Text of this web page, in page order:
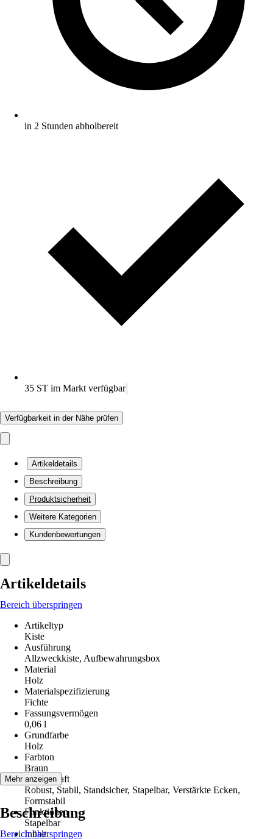
in 2 Stunden abholbereit
35 ST im Markt verfügbar
Verfügbarkeit in der Nähe prüfen
Artikeldetails
Beschreibung
Produktsicherheit
Weitere Kategorien
Kundenbewertungen
Artikeldetails
Bereich überspringen
Artikeltyp
Kiste
Ausführung
Allzweckkiste, Aufbewahrungsbox
Material
Holz
Materialspezifizierung
Fichte
Fassungsvermögen
0,06 l
Grundfarbe
Holz
Farbton
Braun
Eigenschaft
Robust, Stabil, Standsicher, Stapelbar, Verstärkte Ecken,
Formstabil
Funktionen
Stapelbar
Inhalt
Mehr anzeigen
Beschreibung
Bereich überspringen